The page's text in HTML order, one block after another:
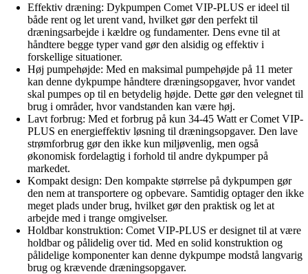
Effektiv dræning: Dykpumpen Comet VIP-PLUS er ideel til
både rent og let urent vand, hvilket gør den perfekt til
dræningsarbejde i kældre og fundamenter. Dens evne til at
håndtere begge typer vand gør den alsidig og effektiv i
forskellige situationer.
Høj pumpehøjde: Med en maksimal pumpehøjde på 11 meter
kan denne dykpumpe håndtere dræningsopgaver, hvor vandet
skal pumpes op til en betydelig højde. Dette gør den velegnet til
brug i områder, hvor vandstanden kan være høj.
Lavt forbrug: Med et forbrug på kun 34-45 Watt er Comet VIP-
PLUS en energieffektiv løsning til dræningsopgaver. Den lave
strømforbrug gør den ikke kun miljøvenlig, men også
økonomisk fordelagtig i forhold til andre dykpumper på
markedet.
Kompakt design: Den kompakte størrelse på dykpumpen gør
den nem at transportere og opbevare. Samtidig optager den ikke
meget plads under brug, hvilket gør den praktisk og let at
arbejde med i trange omgivelser.
Holdbar konstruktion: Comet VIP-PLUS er designet til at være
holdbar og pålidelig over tid. Med en solid konstruktion og
pålidelige komponenter kan denne dykpumpe modstå langvarig
brug og krævende dræningsopgaver.